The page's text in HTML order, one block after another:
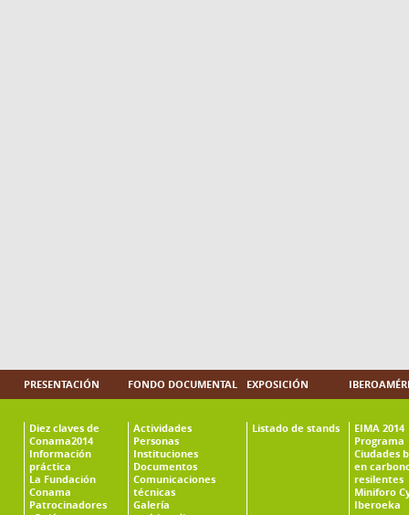
PRESENTACIÓN
Diez claves de
Conama2014
Información
práctica
La Fundación
Conama
Patrocinadores
FONDO DOCUMENTAL
Actividades
Personas
Instituciones
Documentos
Comunicaciones
técnicas
Galería
EXPOSICIÓN
Listado de stands
EIMA 2014
Programa
Ciudades
en
resilentes
Miniforo
Iberoeka